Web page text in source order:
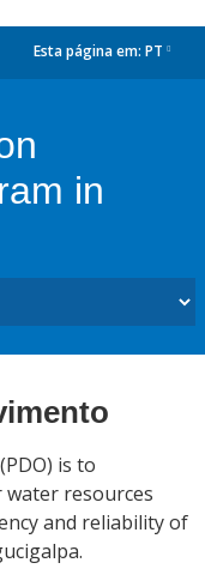
Esta página em: PT
in
is to
resources
and reliability of